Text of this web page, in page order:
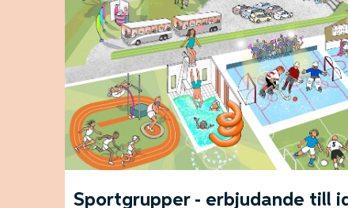
Sportgrupper - erbjudande till